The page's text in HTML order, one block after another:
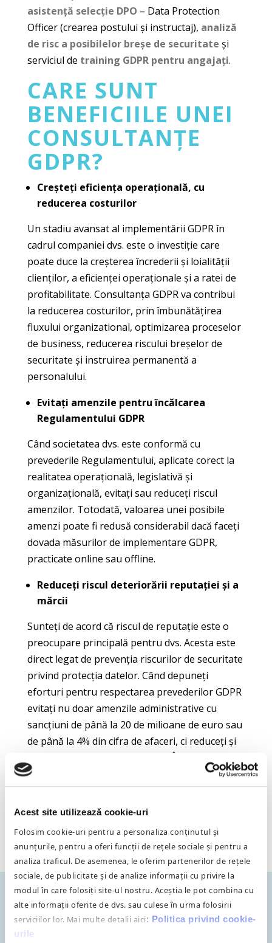
Acest site utilizează cookie-uri
Folosim cookie-uri pentru a personaliza conținutul și
anunțurile, pentru a oferi funcții de rețele sociale și pentru a
analiza traficul. De asemenea, le oferim partenerilor de rețele
sociale, de publicitate și de analize informații cu privire la
modul în care folosiți site-ul nostru. Aceștia le pot combina cu
alte informații oferite de dvs. sau culese în urma folosirii
serviciilor lor. Mai multe detalii aici: Politica privind cookie-
urile
asistență selecție DPO – Data Protection
Officer (crearea postului și instructaj), analiză
de risc a posibilelor breșe de securitate și
serviciul de training GDPR pentru angajați.
CARE SUNT
BENEFICIILE UNEI
CONSULTANȚE
GDPR?
Creșteți eficiența operațională, cu
reducerea costurilor
Un stadiu avansat al implementării GDPR în
cadrul companiei dvs. este o investiție care
poate duce la creșterea încrederii și loialității
clienților, a eficienței operaționale și a ratei de
profitabilitate. Consultanța GDPR va contribui
la reducerea costurilor, prin îmbunătățirea
fluxului organizational, optimizarea proceselor
de business, reducerea riscului breșelor de
securitate și instruirea permanentă a
personalului.
Evitați amenzile pentru încălcarea
Regulamentului GDPR
Când societatea dvs. este conformă cu
prevederile Regulamentului, aplicate corect la
realitatea operațională, legislativă și
organizațională, evitați sau reduceți riscul
amenzilor. Totodată, valoarea unei posibile
amenzi poate fi redusă considerabil dacă faceți
dovada măsurilor de implementare GDPR,
practicate online sau offline.
Reduceți riscul deteriorării reputației și a
mărcii
Sunteți de acord că riscul de reputație este o
preocupare principală pentru dvs. Acesta este
direct legat de prevenția riscurilor de securitate
privind protecția datelor. Când depuneți
eforturi pentru respectarea prevederilor GDPR
evitați nu doar amenzile administrative cu
sancțiuni de până la 20 de milioane de euro sau
de până la 4% din cifra de afaceri, ci reduceți și
pătarea imaginii companiei dvs. Încălcarea
măsurilor de conformare GDPR poate impune
și alte sancțiuni, care odată făcute publice vă
vor afecta credibilitatea pe piață.